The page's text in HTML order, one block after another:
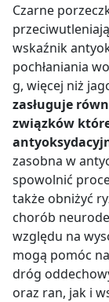
Czarne
wskaźnik
pochłaniania
g, więcej niż
zasługuje
związków
zasobna w
spowolnić
także obniżyć
chorób
względu na
mogą pomóc
dróg
oraz ran, jak i